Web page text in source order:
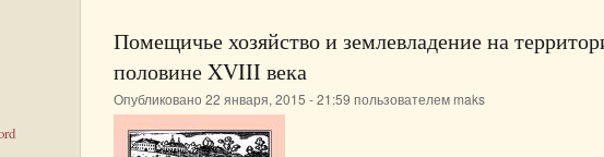
Помещичье хозяйство и землевладение на
половине XVIII века
Опубликовано 22 января, 2015 - 21:59 пользователем maks